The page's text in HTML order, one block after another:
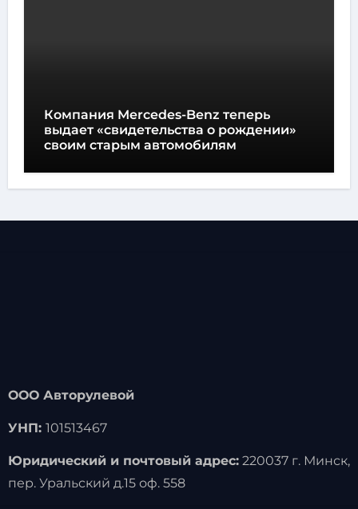
Компания Mercedes-Benz теперь
выдает «свидетельства о рождении»
своим старым автомобилям
ООО Авторулевой
УНП: 101513467
Юридический и почтовый адрес:220037 г. Минск,
пер. Уральский д.15 оф. 558